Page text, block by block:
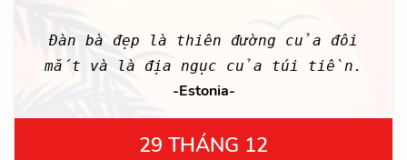
Đàn bà đẹp là thiên đường của đôi
mắt và là địa ngục của túi tiền.
-Estonia-
29 THÁNG 12